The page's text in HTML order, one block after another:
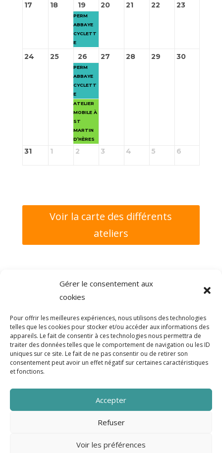
Gérer le consentement aux
cookies
Pour offrir les meilleures expériences, nous utilisons des technologies
telles que les cookies pour stocker et/ou accéder aux informations des
appareils. Le fait de consentir à ces technologies nous permettra de
traiter des données telles que le comportement de navigation ou les ID
uniques sur ce site. Le fait de ne pas consentir ou de retirer son
consentement peut avoir un effet négatif sur certaines caractéristiques
et fonctions.
Accepter
Refuser
Voir les préférences
17 18 19
PERM
ABBAYE
CYCLETT
E
20 21 22 23
24 25 26
PERM
ABBAYE
CYCLETT
E
ATELIER
MOBILE À
ST
MARTIN
D’HÈRES
27 28 29 30
31 1 2 3 4 5 6
Voir la carte des différents
ateliers
5 place Bir Hakeim
38000 Grenoble
04 82 53 71 32
contact@clavette-gre.org
Mentions légales